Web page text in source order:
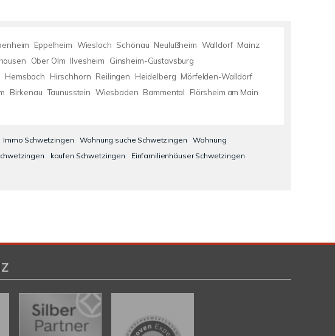
Eppelheim Wiesloch Schönau Neulußheim Walldorf Mainz
Ober Olm Ilvesheim
Ginsheim-Gustavsburg
Hemsbach Hirschhorn Reilingen Heidelberg Mörfelden-Walldorf
Birkenau Taunusstein Wiesbaden Bammental
Flörsheim am Main
Immo Schwetzingen Wohnung suche Schwetzingen
Wohnung
kaufen Schwetzingen
Einfamilienhäuser Schwetzingen